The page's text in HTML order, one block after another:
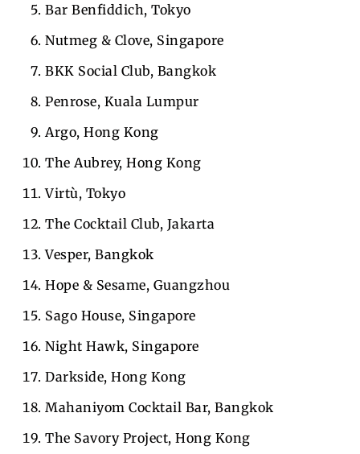
Bar Benfiddich, Tokyo
Nutmeg & Clove, Singapore
BKK Social Club, Bangkok
Penrose, Kuala Lumpur
Argo, Hong Kong
The Aubrey, Hong Kong
Virtù, Tokyo
The Cocktail Club, Jakarta
Vesper, Bangkok
Hope & Sesame, Guangzhou
Sago House, Singapore
Night Hawk, Singapore
Darkside, Hong Kong
Mahaniyom Cocktail Bar, Bangkok
The Savory Project, Hong Kong